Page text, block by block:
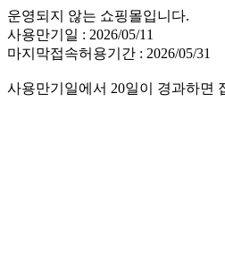
운영되지 않는 쇼핑몰입니다.
사용만기일 : 2026/05/11
마지막접속허용기간 : 2026/05/31
사용만기일에서 20일이 경과하면